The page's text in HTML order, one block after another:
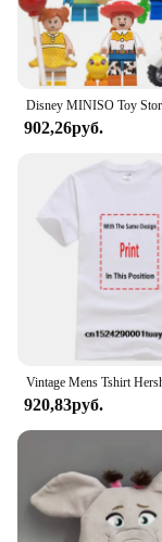
902,26руб.
920,83руб.